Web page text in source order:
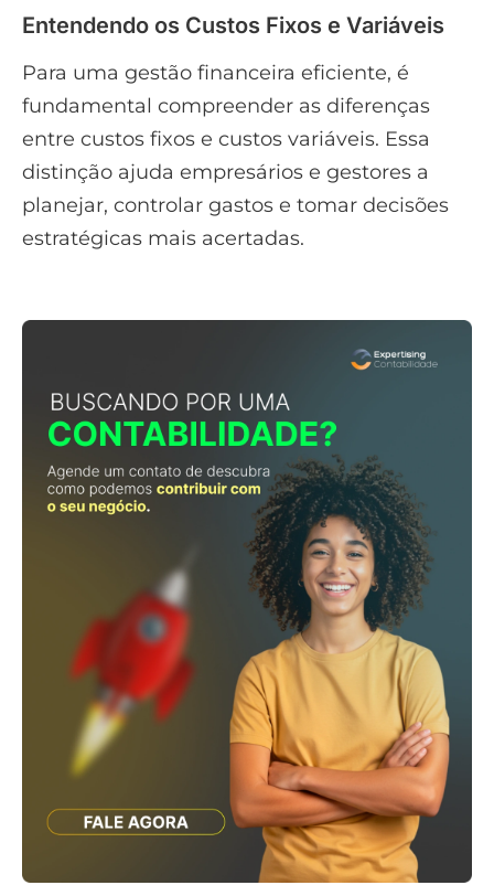
Entendendo os Custos Fixos e Variáveis
Para uma gestão financeira eficiente, é
fundamental compreender as diferenças
entre custos fixos e custos variáveis. Essa
distinção ajuda empresários e gestores a
planejar, controlar gastos e tomar decisões
estratégicas mais acertadas.